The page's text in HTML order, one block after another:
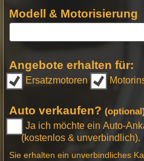
Modell & Motorisierung
Angebote erhalten für:
Ersatzmotoren
Auto verkaufen?
Ja ich möchte ein Auto-
(kostenlos & unverbindlich).
Sie erhalten ein unverbindliches